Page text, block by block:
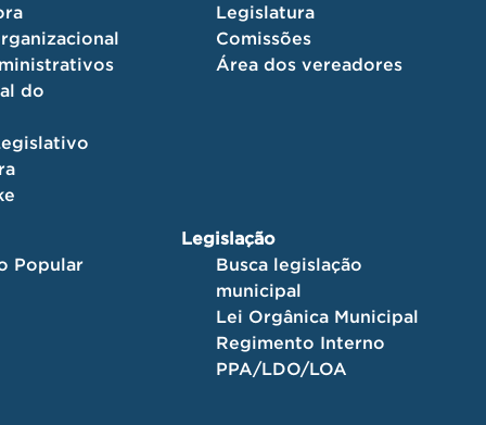
do
Legislatura
Comissões
Área dos vereadores
Popular
Legislação
Busca legislação
municipal
Lei Orgânica Municipal
Regimento Interno
PPA/LDO/LOA